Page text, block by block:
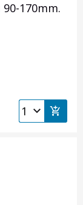
90-170mm.